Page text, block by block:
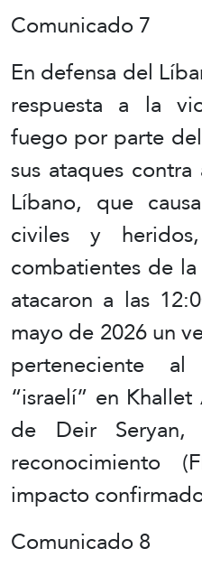
Comunicado 7
En defensa del
respuesta a la
fuego por parte
sus ataques
Líbano, que
civiles y
combatientes de
atacaron a las
mayo de 2026 un
perteneciente
“israelí” en
de Deir
reconocimiento
impacto
Comunicado 8